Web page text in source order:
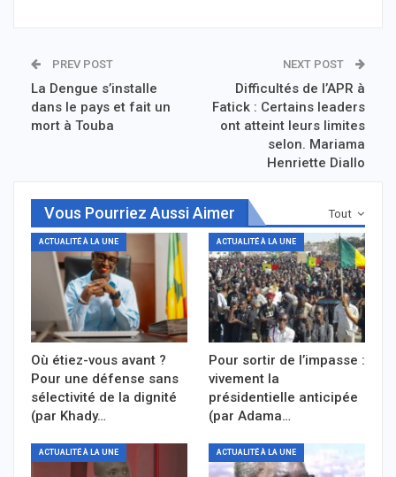
PREV POST
La Dengue s’installe
dans le pays et fait un
mort à Touba
NEXT POST
Difficultés de l’APR à
Fatick : Certains leaders
ont atteint leurs limites
selon. Mariama
Henriette Diallo
Tout
Vous Pourriez Aussi Aimer
ACTUALITÉ À LA UNE
Où étiez-vous avant ?
Pour une défense sans
sélectivité de la dignité
(par Khady…
ACTUALITÉ À LA UNE
Pour sortir de l’impasse :
vivement la
présidentielle anticipée
(par Adama…
ACTUALITÉ À LA UNE ACTUALITÉ À LA UNE